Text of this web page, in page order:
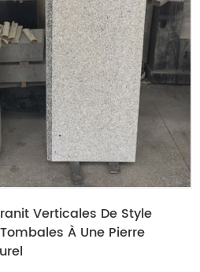
Verticales De Style
À Une Pierre